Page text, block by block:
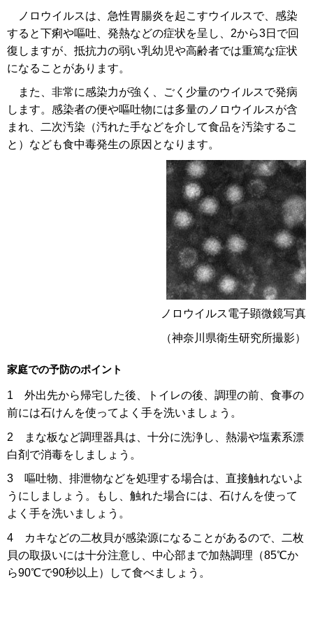
ノロウイルスは、急性胃腸炎を起こすウイルスで、感染
すると下痢や嘔吐、発熱などの症状を呈し、2から3日で回
復しますが、抵抗力の弱い乳幼児や高齢者では重篤な症状
になることがあります。
また、非常に感染力が強く、ごく少量のウイルスで発病
します。感染者の便や嘔吐物には多量のノロウイルスが含
まれ、二次汚染（汚れた手などを介して食品を汚染するこ
と）なども食中毒発生の原因となります。
ノロウイルス電子顕微鏡写真
（神奈川県衛生研究所撮影）
家庭での予防のポイント
1 外出先から帰宅した後、トイレの後、調理の前、食事の
前には石けんを使ってよく手を洗いましょう。
2 まな板など調理器具は、十分に洗浄し、熱湯や塩素系漂
白剤で消毒をしましょう。
3 嘔吐物、排泄物などを処理する場合は、直接触れないよ
うにしましょう。もし、触れた場合には、石けんを使って
よく手を洗いましょう。
4 カキなどの二枚貝が感染源になることがあるので、二枚
貝の取扱いには十分注意し、中心部まで加熱調理（85℃か
ら90℃で90秒以上）して食べましょう。